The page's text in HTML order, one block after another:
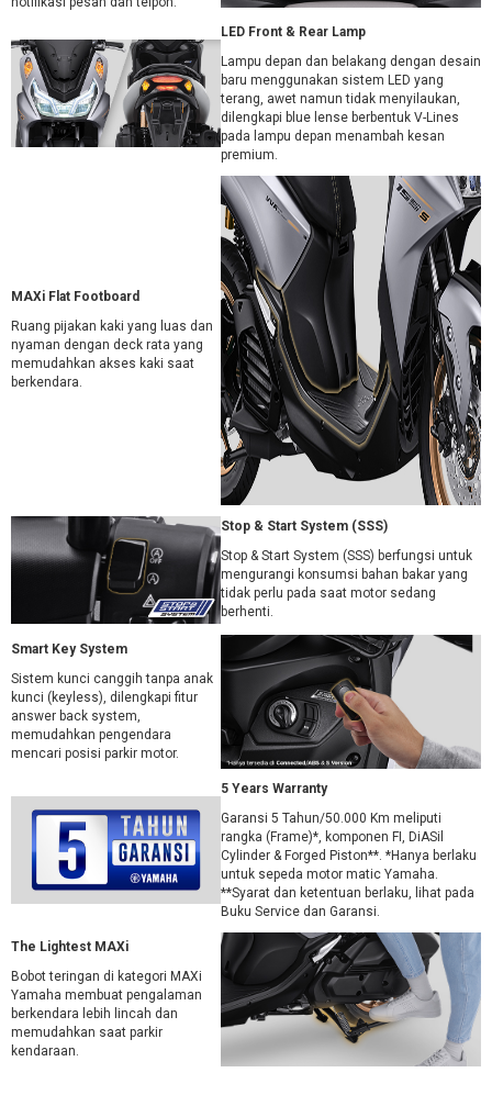
LED Front & Rear Lamp
Lampu depan dan belakang dengan desain
baru menggunakan sistem LED yang
terang, awet namun tidak menyilaukan,
dilengkapi blue lense berbentuk V-Lines
pada lampu depan menambah kesan
premium.
MAXi Flat Footboard
Ruang pijakan kaki yang luas dan
nyaman dengan deck rata yang
memudahkan akses kaki saat
berkendara.
Stop & Start System (SSS)
Stop & Start System (SSS) berfungsi untuk
mengurangi konsumsi bahan bakar yang
tidak perlu pada saat motor sedang
berhenti.
Smart Key System
Sistem kunci canggih tanpa anak
kunci (keyless), dilengkapi fitur
answer back system,
memudahkan pengendara
mencari posisi parkir motor.
5 Years Warranty
Garansi 5 Tahun/50.000 Km meliputi
rangka (Frame)*, komponen FI, DiASil
Cylinder & Forged Piston**. *Hanya berlaku
untuk sepeda motor matic Yamaha.
**Syarat dan ketentuan berlaku, lihat pada
Buku Service dan Garansi.
The Lightest MAXi
Bobot teringan di kategori MAXi
Yamaha membuat pengalaman
berkendara lebih lincah dan
memudahkan saat parkir
kendaraan.